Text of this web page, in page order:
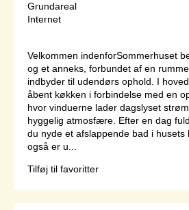
Grundareal
Internet
Velkommen indenforSommerhuset
og et anneks, forbundet af en
indbyder til udendørs ophold. I
åbent køkken i forbindelse med en
hvor vinduerne lader dagslyset
hyggelig atmosfære. Efter en dag
du nyde et afslappende bad i
også er u...
Tilføj til favoritter